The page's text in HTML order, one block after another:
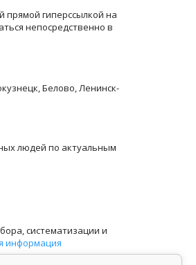
прямой гиперссылкой на
непосредственно в
Белово, Ленинск-
людей по актуальным
систематизации и
информация